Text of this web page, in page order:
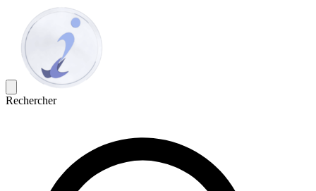
Rechercher